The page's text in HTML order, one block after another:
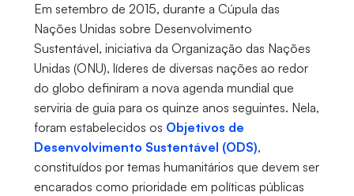
Em setembro de 2015, durante a Cúpula das
Nações Unidas sobre Desenvolvimento
Sustentável, iniciativa da Organização das Nações
Unidas (ONU), líderes de diversas nações ao redor
do globo definiram a nova agenda mundial que
serviria de guia para os quinze anos seguintes. Nela,
foram estabelecidos os Objetivos de
Desenvolvimento Sustentável (ODS),
constituídos por temas humanitários que devem ser
encarados como prioridade em políticas públicas